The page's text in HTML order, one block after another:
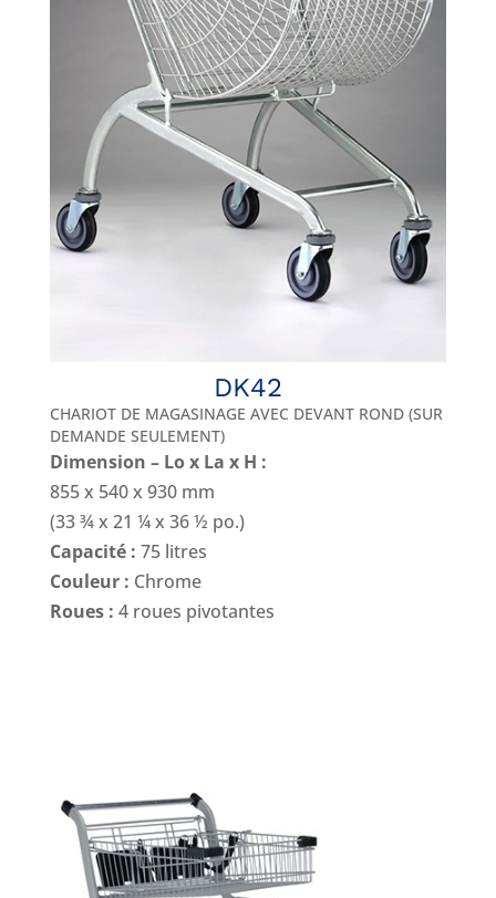
DK42
CHARIOT DE MAGASINAGE AVEC DEVANT ROND (SUR
DEMANDE SEULEMENT)
Dimension – Lo x La x H :
855 x 540 x 930 mm
(33 ¾ x 21 ¼ x 36 ½ po.)
Capacité : 75 litres
Couleur : Chrome
Roues : 4 roues pivotantes